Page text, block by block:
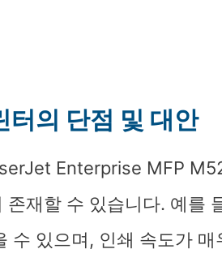
터의 단점 및 대안
Enterprise MFP
존재할 수 있습니다. 예를
수 있으며, 인쇄 속도가